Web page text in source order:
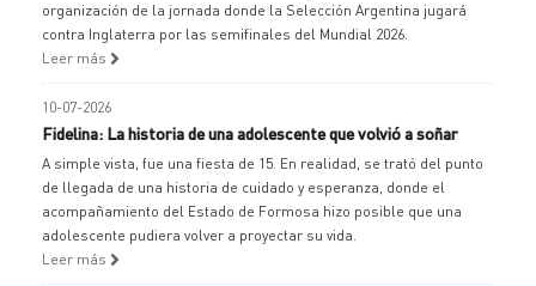
organización de la jornada donde la Selección Argentina jugará
contra Inglaterra por las semifinales del Mundial 2026.
Leer más
10-07-2026
Fidelina: La historia de una adolescente que volvió a soñar
A simple vista, fue una fiesta de 15. En realidad, se trató del punto
de llegada de una historia de cuidado y esperanza, donde el
acompañamiento del Estado de Formosa hizo posible que una
adolescente pudiera volver a proyectar su vida.
Leer más